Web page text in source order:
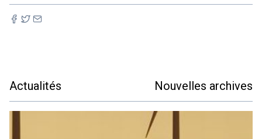
Actualités Nouvelles archives